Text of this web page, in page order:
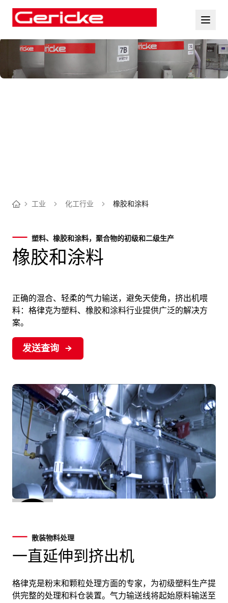
工业 化工行业 橡胶和涂料
塑料、橡胶和涂料，聚合物的初级和二级生产
橡胶和涂料
正确的混合、轻柔的气力输送，避免天使角，挤出机喂
料：格律克为塑料、橡胶和涂料行业提供广泛的解决方
案。
发送查询
散装物料处理
一直延伸到挤出机
格律克是粉末和颗粒处理方面的专家，为初级塑料生产提
供完整的处理和料仓装置。气力输送线将起始原料输送至